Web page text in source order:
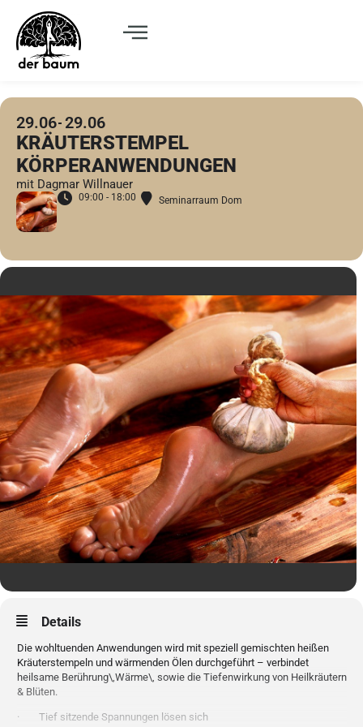
29.06 29.06
KRÄUTERSTEMPEL
KÖRPERANWENDUNGEN
mit Dagmar Willnauer
09:00 - 18:00 Seminarraum Dom
Details
Die wohltuenden Anwendungen wird mit speziell gemischten heißen
Kräuterstempeln und wärmenden Ölen durchgeführt – verbindet
heilsame Berührung\,Wärme\, sowie die Tiefenwirkung von Heilkräutern
& Blüten.
· Tief sitzende Spannungen lösen sich